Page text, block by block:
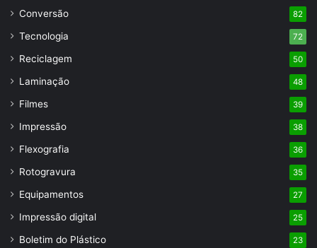
Conversão 82
Tecnologia 72
Reciclagem 50
Laminação 48
Filmes 39
Impressão 38
Flexografia 36
Rotogravura 35
Equipamentos 27
Impressão digital 25
Boletim do Plástico 23